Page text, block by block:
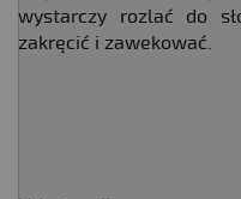
wystarczy rozlać do
zakręcić i zawekować.